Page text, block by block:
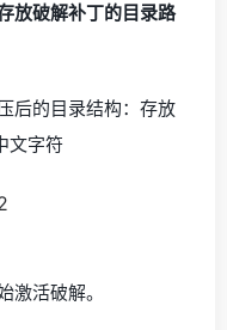
放破解补丁的目录路
后的目录结构：存放
文字符
激活破解。